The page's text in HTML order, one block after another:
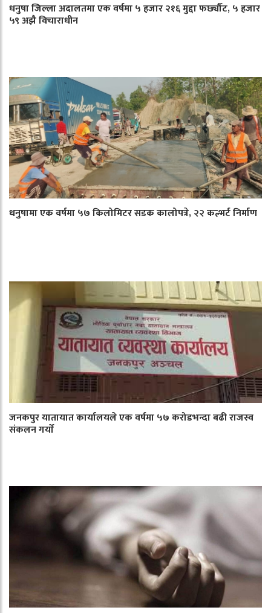
धनुषा जिल्ला अदालतमा एक वर्षमा ५ हजार २१६ मुद्दा फर्छ्यौट, ५ हजार
५९ अझै विचाराधीन
धनुषामा एक वर्षमा ५७ किलोमिटर सडक कालोपत्रे, २२ कल्भर्ट निर्माण
जनकपुर यातायात कार्यालयले एक वर्षमा ५७ करोडभन्दा बढी राजस्व
संकलन गर्याे